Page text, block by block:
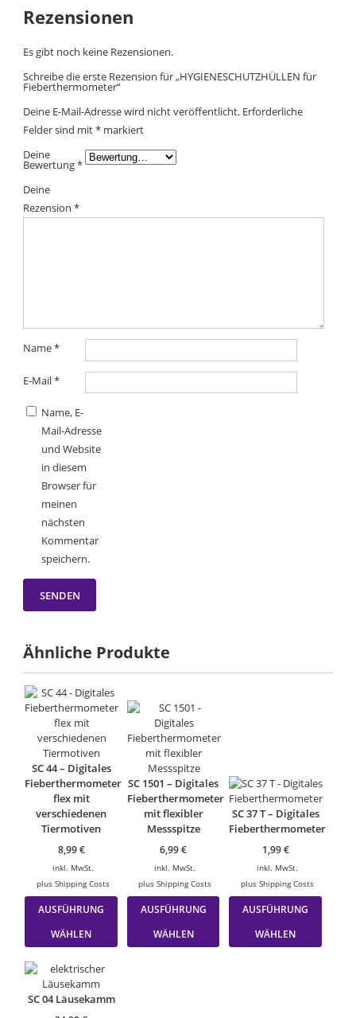
Rezensionen
Es gibt noch keine Rezensionen.
Schreibe die erste Rezension für „HYGIENESCHUTZHÜLLEN für
Fieberthermometer“
Deine E-Mail-Adresse wird nicht veröffentlicht. Erforderliche
Felder sind mit* markiert
Deine
Bewertung*
Deine
Rezension*
Name*
E-Mail*
Name, E-
Mail-Adresse
und Website
in diesem
Browser für
meinen
nächsten
Kommentar
speichern.
Ähnliche Produkte
SC 44 – Digitales
Fieberthermometer
flex mit
verschiedenen
Tiermotiven
8,99€
inkl. MwSt.
plus Shipping Costs
AUSFÜHRUNG
WÄHLEN
Dieses
Produkt
mehrere
SC 1501 – Digitales
Fieberthermometer
mit flexibler
Messspitze
6,99€
inkl. MwSt.
plusShipping Costs
AUSFÜHRUNG
WÄHLEN
Dieses
Produkt
mehrere
SC 37 T – Digitales
Fieberthermometer
1,99€
inkl. MwSt.
plus Shipping Costs
AUSFÜHRUNG
WÄHLEN
Dieses
SC 04 Läusekamm